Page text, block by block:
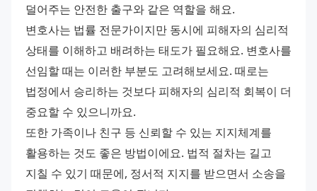
덜어주는 안전한 출구와 같은 역할을 해요.
변호사는 법률 전문가이지만 동시에 피해자의 심리적
상태를 이해하고 배려하는 태도가 필요해요. 변호사를
선임할 때는 이러한 부분도 고려해보세요. 때로는
법정에서 승리하는 것보다 피해자의 심리적 회복이 더
중요할 수 있으니까요.
또한 가족이나 친구 등 신뢰할 수 있는 지지체계를
활용하는 것도 좋은 방법이에요. 법적 절차는 길고
지칠 수 있기 때문에, 정서적 지지를 받으면서 소송을